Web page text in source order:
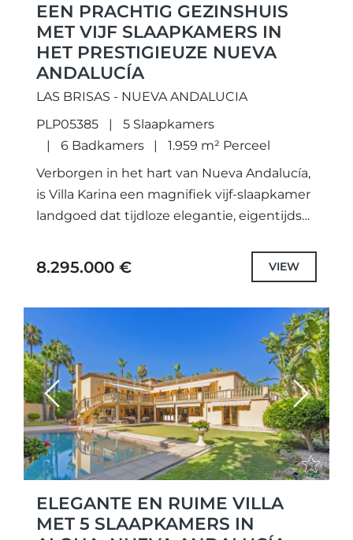
EEN PRACHTIG GEZINSHUIS
MET VIJF SLAAPKAMERS IN
HET PRESTIGIEUZE NUEVA
ANDALUCÍA
LAS BRISAS - NUEVA ANDALUCIA
PLP05385
5 Slaapkamers
6 Badkamers
1.959 m² Perceel
Verborgen in het hart van Nueva Andalucía,
is Villa Karina een magnifiek vijf-slaapkamer
landgoed dat tijdloze elegantie, eigentijds
kustlevensstijl belichaamt. Deze
8.295.000 € VIEW
Previous Next
ELEGANTE EN RUIME VILLA
MET 5 SLAAPKAMERS IN